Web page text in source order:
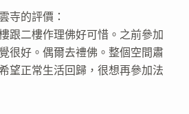
寺的評價：
跟二樓作理佛好可惜。之前參加
很好。偶爾去禮佛。整個空間肅
望正常生活回歸，很想再參加法